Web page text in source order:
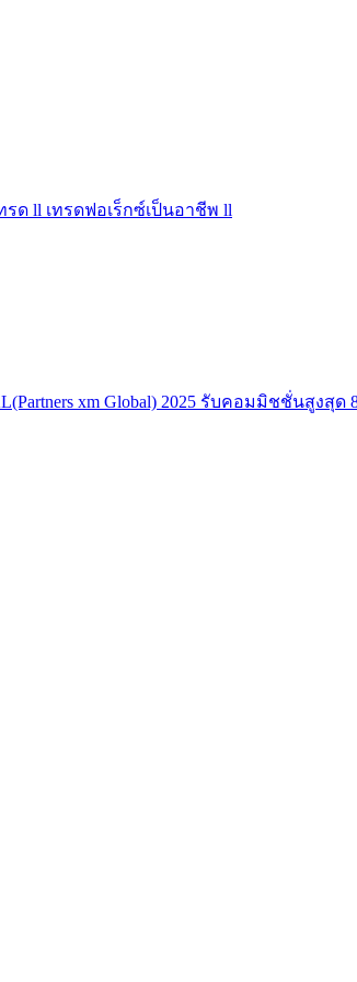
รด ll เทรดฟอเร็กซ์เป็นอาชีพ ll
xm Global) 2025 รับคอมมิชชั่นสูงสุด